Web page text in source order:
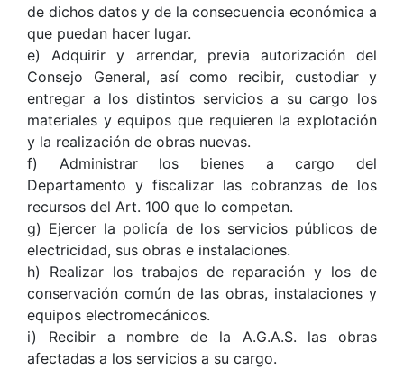
de dichos datos y de la consecuencia económica a
que puedan hacer lugar.
e) Adquirir y arrendar, previa autorización del
Consejo General, así como recibir, custodiar y
entregar a los distintos servicios a su cargo los
materiales y equipos que requieren la explotación
y la realización de obras nuevas.
f) Administrar los bienes a cargo del
Departamento y fiscalizar las cobranzas de los
recursos del Art. 100 que lo competan.
g) Ejercer la policía de los servicios públicos de
electricidad, sus obras e instalaciones.
h) Realizar los trabajos de reparación y los de
conservación común de las obras, instalaciones y
equipos electromecánicos.
i) Recibir a nombre de la A.G.A.S. las obras
afectadas a los servicios a su cargo.